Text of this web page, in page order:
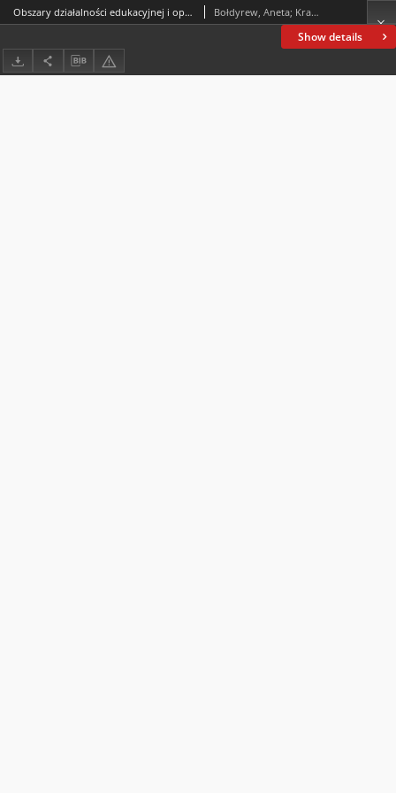
Show details
Obszary działalności edukacyjnej i opiekuńczej wobec dzieci i młodzieży Kościoła Katolickiego w Królestwie Polskim i na Kresach zaboru rosyjskiego na początku XX w Bołdyrew, Aneta; Krakowiak, Małgorzata